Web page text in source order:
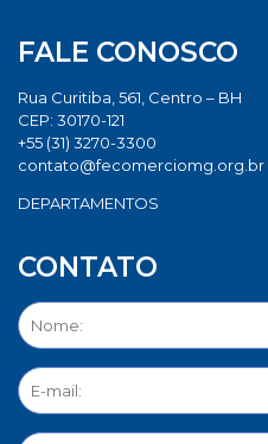
FALE CONOSCO
Rua Curitiba, 561, Centro – BH
CEP: 30170-121
+55 (31) 3270-3300
contato@fecomerciomg.org.br
DEPARTAMENTOS
CONTATO